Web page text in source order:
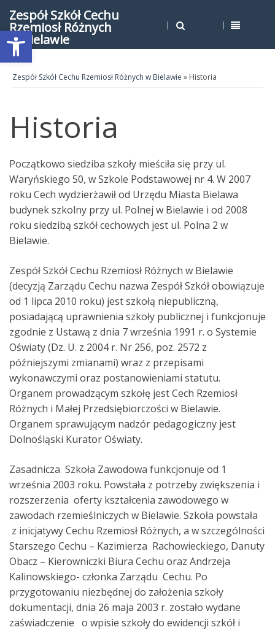
Open toolbar
Zespół Szkół Cechu
Rzemiosł Różnych
w Bielawie
Zespół Szkół Cechu Rzemiosł Różnych w Bielawie » Historia
Historia
Początkowo siedziba szkoły mieściła się przy ul.
Waryńskiego 50, w Szkole Podstawowej nr 4. W 2007
roku Cech wydzierżawił od Urzędu Miasta Bielawa
budynek szkolny przy ul. Polnej w Bielawie i od 2008
roku siedzibą szkół cechowych jest ul. Polna 2 w
Bielawie.
Zespół Szkół Cechu Rzemiosł Różnych w Bielawie
(decyzją Zarządu Cechu nazwa Zespół Szkół obowiązuje
od 1 lipca 2010 roku) jest szkołą niepubliczną,
posiadającą uprawnienia szkoły publicznej i funkcjonuje
zgodnie z Ustawą z dnia 7 września 1991 r. o Systemie
Oświaty (Dz. U. z 2004 r. Nr 256, poz. 2572 z
późniejszymi zmianami) wraz z przepisami
wykonawczymi oraz postanowieniami statutu.
Organem prowadzącym szkołę jest Cech Rzemiosł
Różnych i Małej Przedsiębiorczości w Bielawie.
Organem sprawującym nadzór pedagogiczny jest
Dolnośląski Kurator Oświaty.
Zasadnicza Szkoła Zawodowa funkcjonuje od 1
września 2003 roku. Powstała z potrzeby zwiększenia i
rozszerzenia oferty kształcenia zawodowego w
zawodach rzemieślniczych w Bielawie. Szkoła powstała
z inicjatywy Cechu Rzemiosł Różnych, a w szczególności
Starszego Cechu – Kazimierza Rachowieckiego, Danuty
Obacz – Kierowniczki Biura Cechu oraz Andrzeja
Kalinowskiego- członka Zarządu Cechu. Po
przygotowaniu niezbędnej do założenia szkoły
dokumentacji, dnia 26 maja 2003 r. zostało wydane
zaświadczenie o wpisie szkoły do ewidencji szkół i